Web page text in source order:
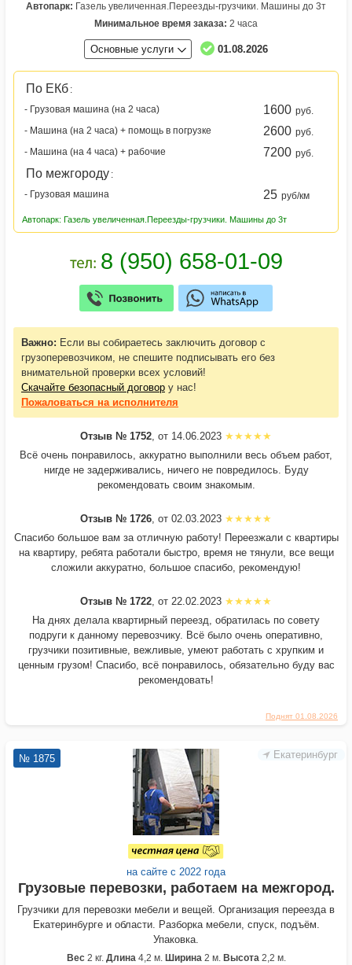
Поднят 01.08.2026
Автопарк: Газель увеличенная.Переезды-грузчики. Машины до 3т
Минимальное время заказа: 2 часа
Основные услуги 01.08.2026
По ЕКб :
- Грузовая машина (на 2 часа)
1600 руб.
- Машина (на 2 часа) + помощь в погрузке
2600 руб.
- Машина (на 4 часа) + рабочие
7200 руб.
По межгороду :
- Грузовая машина
25 руб/км
Автопарк: Газель увеличенная.Переезды-грузчики. Машины до 3т
Важно: Если вы собираетесь заключить договор с
грузоперевозчиком, не спешите подписывать его без
внимательной проверки всех условий!
Скачайте безопасный договор у нас!
Пожаловаться на исполнителя
Отзыв № 1752 , от 14.06.2023
Всё очень понравилось, аккуратно выполнили весь объем работ,
нигде не задерживались, ничего не повредилось. Буду
рекомендовать своим знакомым.
Отзыв № 1726 , от 02.03.2023
Спасибо большое вам за отличную работу! Переезжали с квартиры
на квартиру, ребята работали быстро, время не тянули, все вещи
сложили аккуратно, большое спасибо, рекомендую!
Отзыв № 1722 , от 22.02.2023
На днях делала квартирный переезд, обратилась по совету
подруги к данному перевозчику. Всё было очень оперативно,
грузчики позитивные, вежливые, умеют работать с хрупким и
ценным грузом! Спасибо, всё понравилось, обязательно буду вас
рекомендовать!
Екатеринбург
№ 1875
на сайте с 2022 года
Грузовые перевозки, работаем на межгород.
Грузчики для перевозки мебели и вещей. Организация переезда в
Екатеринбурге и области. Разборка мебели, спуск, подъём.
Упаковка.
Вес2 кг. Длина4,2 м. Ширина2 м. Высота2,2 м.